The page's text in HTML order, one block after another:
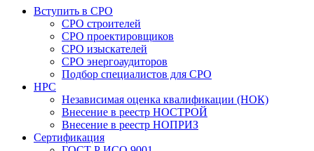
Вступить в СРО
СРО строителей
СРО проектировщиков
СРО изыскателей
СРО энергоаудиторов
Подбор специалистов для СРО
НРС
Независимая оценка квалификации (НОК)
Внесение в реестр НОСТРОЙ
Внесение в реестр НОПРИЗ
Сертификация